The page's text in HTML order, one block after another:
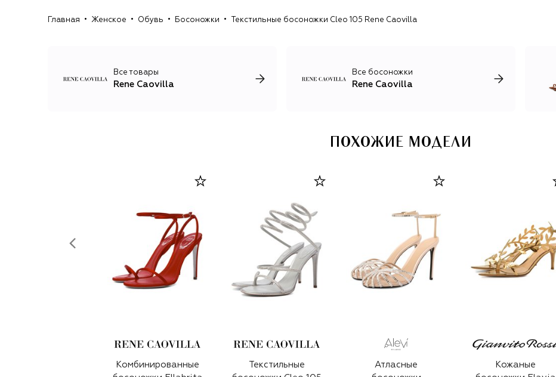
серебристым напылением и объемные детали из
полусапоги. Бренд также выпускает коллекцию
свадебной обуви Bridal.
Главная Женское Обувь Босоножки Текстильные босоножки Cleo 105 Rene Caovilla
Все товары
Rene Caovilla
Все босоножки
Rene Caovilla
ПОХОЖИЕ МОДЕЛИ
Комбинированные
Текстильные
Атласные
Кожаные